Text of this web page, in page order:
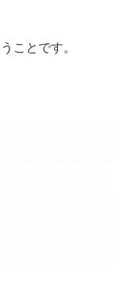
ことです。